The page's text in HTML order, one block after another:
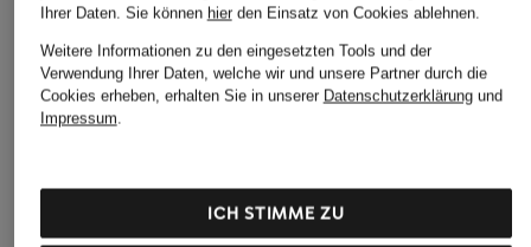
Ihrer Daten. Sie können hierden Einsatz von Cookies ablehnen.
Weitere Informationen zu den eingesetzten Tools und der
Verwendung Ihrer Daten, welche wir und unsere Partner durch die
Cookies erheben, erhalten Sie in unserer Datenschutzerklärungund
Impressum.
ICH STIMME ZU